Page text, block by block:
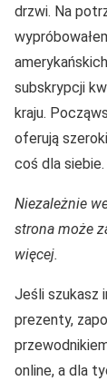
drzwi. Na
subskrypcji
kraju.
oferują
coś dla siebie.
Niezależnie
strona może
więcej.
Jeśli szukasz
prezenty,
online, a dla